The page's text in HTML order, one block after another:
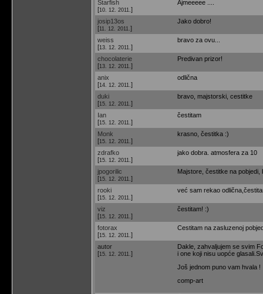
Starfish
[10. 12. 2011. ]
Ajmeeeee ....
josip13os
[11. 12. 2011. ]
Jako dobro!
weiss
[13. 12. 2011. ]
bravo za ovu...
chocolaterie
[13. 12. 2011. ]
Predivan prizor!
anix
[14. 12. 2011. ]
odlična
duki
[15. 12. 2011. ]
bravo, majstorski, cestitke
Ian
[15. 12. 2011. ]
čestitam
Monk
[15. 12. 2011. ]
krasno, čestitka :)
zdrafko
[15. 12. 2011. ]
jako dobra. atmosfera za 10
jpogorilic
[15. 12. 2011. ]
Majstore, čestitke na pobjedi,
rooki
[15. 12. 2011. ]
već sam rekao
viz
[15. 12. 2011. ]
čestitam! :)
fotorax
[15. 12. 2011. ]
Cestitam na zasluzenoj
autor
[15. 12. 2011. ]
Dakle, zahvaljujem se svim
i one koji nisu uopće
Još jednom puno vam hvala !
comp-art